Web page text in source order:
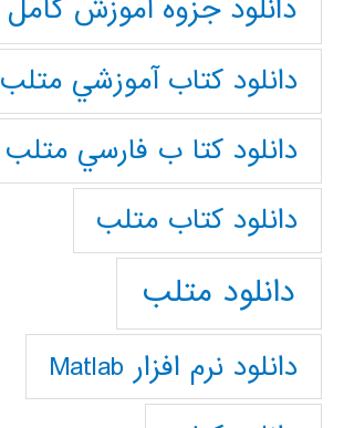
دانلود جزوه آموزش کامل matlab
دانلود كتاب آموزشي متلب
دانلود كتا ب فارسي متلب
دانلود كتاب متلب
دانلود متلب
دانلود نرم افزار Matlab